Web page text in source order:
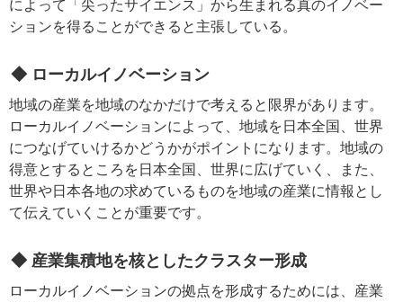
によって「尖ったサイエンス」から生まれる真のイノベー
ションを得ることができると主張している。
◆ ローカルイノベーション
地域の産業を地域のなかだけで考えると限界があります。
ローカルイノベーションによって、地域を日本全国、世界
につなげていけるかどうかがポイントになります。地域の
得意とするところを日本全国、世界に広げていく、また、
世界や日本各地の求めているものを地域の産業に情報とし
て伝えていくことが重要です。
◆ 産業集積地を核としたクラスター形成
ローカルイノベーションの拠点を形成するためには、産業